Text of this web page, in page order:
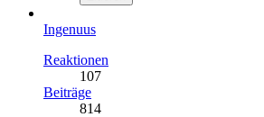
Ingenuus
Reaktionen
107
Beiträge
814